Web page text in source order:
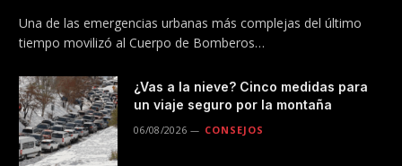
Una de las emergencias urbanas más complejas del último
tiempo movilizó al Cuerpo de Bomberos…
¿Vas a la nieve? Cinco medidas para
un viaje seguro por la montaña
06/08/2026 CONSEJOS